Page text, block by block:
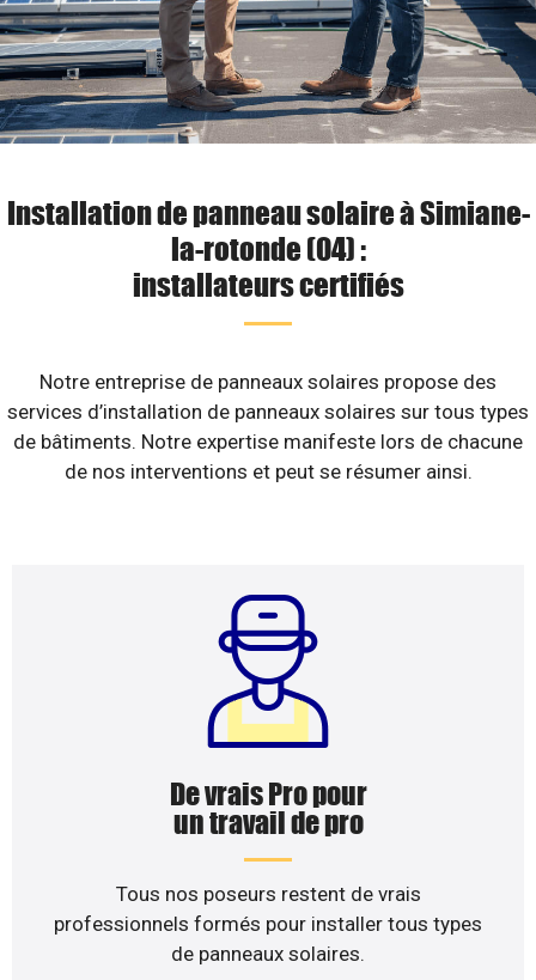
Installation de panneau solaire à Simiane-
la-rotonde (04) :
installateurs certifiés
Notre entreprise de panneaux solaires propose des
services d’installation de panneaux solaires sur tous types
de bâtiments. Notre expertise manifeste lors de chacune
de nos interventions et peut se résumer ainsi.
De vrais Pro pour
un travail de pro
Tous nos poseurs restent de vrais
professionnels formés pour installer tous types
de panneaux solaires.